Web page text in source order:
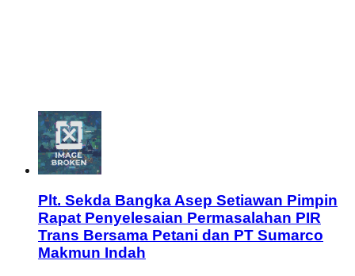
Plt. Sekda Bangka Asep Setiawan Pimpin
Rapat Penyelesaian Permasalahan PIR
Trans Bersama Petani dan PT Sumarco
Makmun Indah